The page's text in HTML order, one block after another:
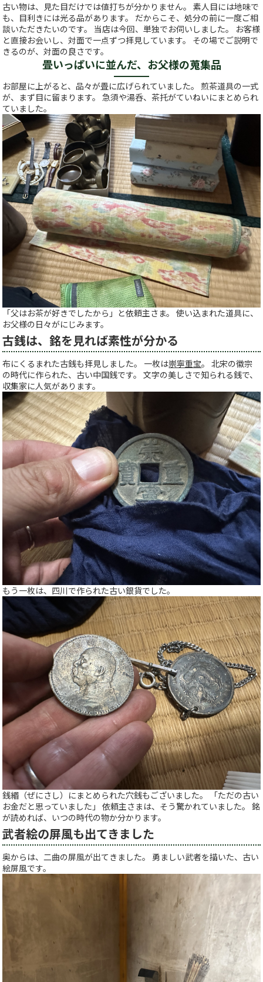
古い物は、見た目だけでは値打ちが分かりません。 素人目には地味で
も、目利きには光る品があります。 だからこそ、処分の前に一度ご相
談いただきたいのです。 当店は今回、単独でお伺いしました。 お客様
と直接お会いし、対面で一点ずつ拝見しています。 その場でご説明で
きるのが、対面の良さです。
畳いっぱいに並んだ、お父様の蒐集品
お部屋に上がると、品々が畳に広げられていました。 煎茶道具の一式
が、まず目に留まります。 急須や湯呑、茶托がていねいにまとめられ
ていました。
「父はお茶が好きでしたから」と依頼主さま。 使い込まれた道具に、
お父様の日々がにじみます。
古銭は、銘を見れば素性が分かる
布にくるまれた古銭も拝見しました。 一枚は崇寧重宝。 北宋の徽宗
の時代に作られた、古い中国銭です。 文字の美しさで知られる銭で、
収集家に人気があります。
もう一枚は、四川で作られた古い銀貨でした。
銭緡（ぜにさし）にまとめられた穴銭もございました。 「ただの古い
お金だと思っていました」 依頼主さまは、そう驚かれていました。 銘
が読めれば、いつの時代の物か分かります。
武者絵の屏風も出てきました
奥からは、二曲の屏風が出てきました。 勇ましい武者を描いた、古い
絵屏風です。